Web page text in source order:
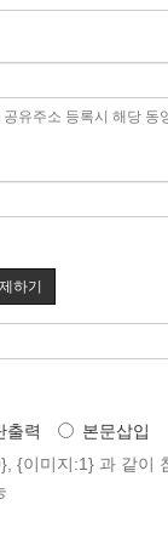
유주소 등록시 해당 동
하기
출력
본문삽입
{이미지:1} 과 같이